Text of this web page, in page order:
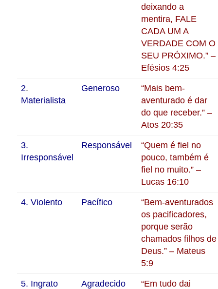
deixando a
mentira, FALE
CADA UM A
VERDADE COM O
SEU PRÓXIMO.” –
Efésios 4:25
2.
Materialista
Generoso
“Mais bem-
aventurado é dar
do que receber.” –
Atos 20:35
3.
Irresponsável
Responsável
“Quem é fiel no
pouco, também é
fiel no muito.” –
Lucas 16:10
4. Violento Pacífico
“Bem-aventurados
os pacificadores,
porque serão
chamados filhos de
Deus.” – Mateus
5:9
5. Ingrato Agradecido
“Em tudo dai